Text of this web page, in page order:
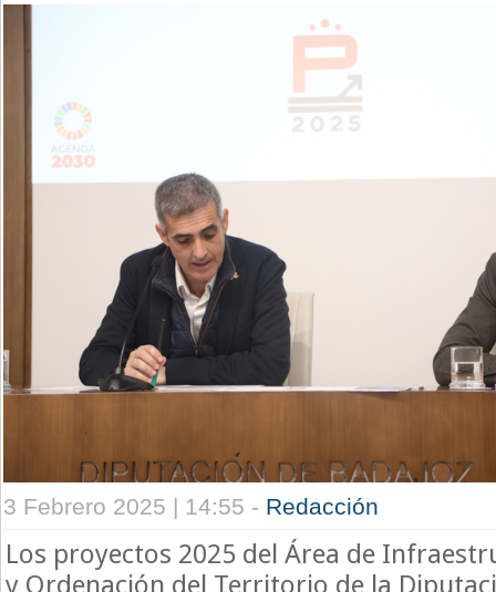
3 Febrero 2025 | 14:55 - Redacción
Los proyectos 2025 del Área de
y Ordenación del Territorio de la